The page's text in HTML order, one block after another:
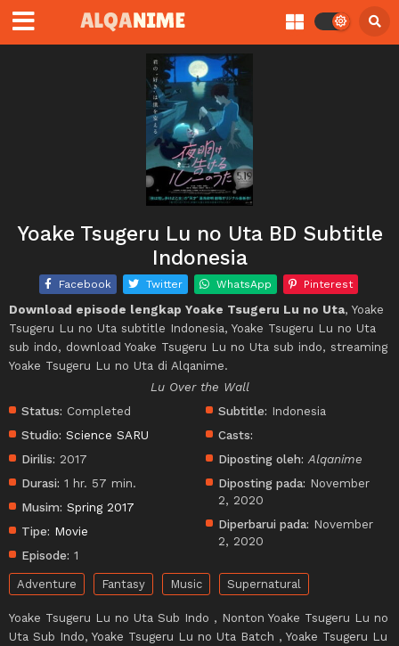
Yoake Tsugeru Lu no Uta BD Subtitle
Indonesia
Facebook Twitter WhatsApp Pinterest
Download episode lengkap Yoake Tsugeru Lu no Uta, Yoake
Tsugeru Lu no Uta subtitle Indonesia, Yoake Tsugeru Lu no Uta
sub indo, download Yoake Tsugeru Lu no Uta sub indo, streaming
Yoake Tsugeru Lu no Uta di Alqanime.
Lu Over the Wall
Status: Completed
Studio: Science SARU
Dirilis: 2017
Durasi: 1 hr. 57 min.
Musim: Spring 2017
Tipe: Movie
Episode: 1
Subtitle: Indonesia
Casts:
Diposting oleh: Alqanime
Diposting pada: November
2, 2020
Diperbarui pada: November
2, 2020
Adventure Fantasy Music Supernatural
Yoake Tsugeru Lu no Uta Sub Indo , Nonton Yoake Tsugeru Lu no
Uta Sub Indo, Yoake Tsugeru Lu no Uta Batch , Yoake Tsugeru Lu